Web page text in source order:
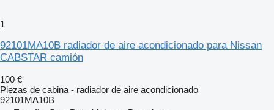
1
92101MA10B radiador de aire acondicionado para Nissan
CABSTAR camión
100 €
Piezas de cabina - radiador de aire acondicionado
92101MA10B